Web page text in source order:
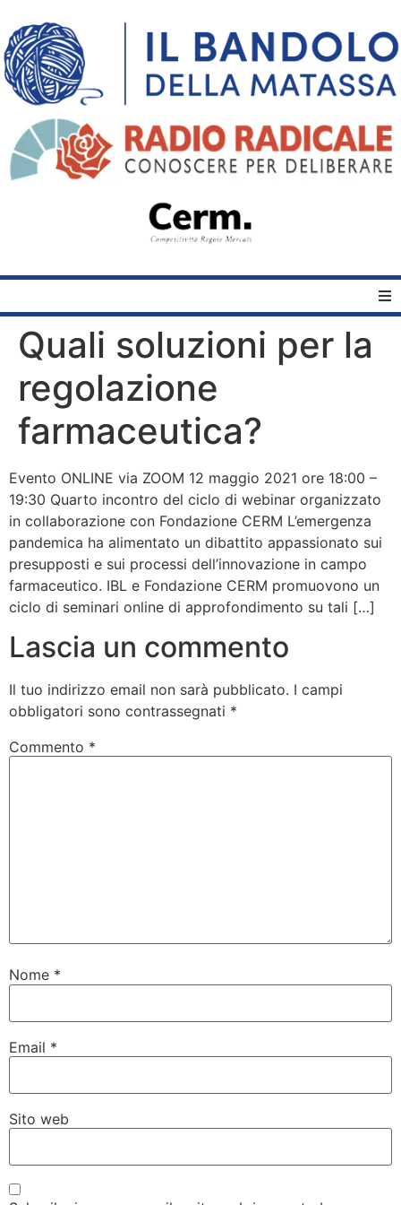
Home
Quelli del Bandolo
Bandolo
Connessioni
Fondazione CERM
Fondazione CERM – Idee
Quali soluzioni per la
regolazione
farmaceutica?
Evento ONLINE via ZOOM 12 maggio 2021 ore 18:00 –
19:30 Quarto incontro del ciclo di webinar organizzato
in collaborazione con Fondazione CERM L’emergenza
pandemica ha alimentato un dibattito appassionato sui
presupposti e sui processi dell’innovazione in campo
farmaceutico. IBL e Fondazione CERM promuovono un
ciclo di seminari online di approfondimento su tali […]
Lascia un commento
Il tuo indirizzo email non sarà pubblicato. I campi
obbligatori sono contrassegnati *
Commento *
Nome *
Email *
Sito web